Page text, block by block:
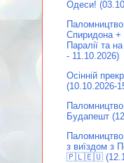
Одеси!
Спиридона +
Паралії та
- 11.10.2026)
Осінній
(10.10.2026-
Будапешт
з виїздом з
🇵🇱🇪🇺